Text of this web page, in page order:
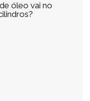
óleo vai no